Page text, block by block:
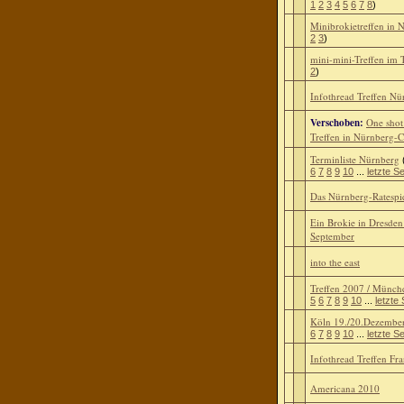
1 2 3 4 5 6 7 8)
Minibrokietreffen in
2 3)
mini-mini-Treffen im
2)
Infothread Treffen
Verschoben: One
Treffen in Nürnberg-
Terminliste Nürnberg
6 7 8 9 10 letzte
Das Nürnberg-
Ein Brokie in
September
into the east
Treffen 2007 /
5 6 7 8 9 10 letzte
Köln 19./
6 7 8 9 10 letzte
Infothread Treffen
Americana 2010